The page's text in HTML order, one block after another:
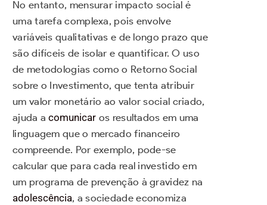
No entanto, mensurar impacto social é
uma tarefa complexa, pois envolve
variáveis qualitativas e de longo prazo que
são difíceis de isolar e quantificar. O uso
de metodologias como o Retorno Social
sobre o Investimento, que tenta atribuir
um valor monetário ao valor social criado,
ajuda acomunicar os resultados em uma
linguagem que o mercado financeiro
compreende. Por exemplo, pode-se
calcular que para cada real investido em
um programa de prevenção à gravidez na
adolescência, a sociedade economiza